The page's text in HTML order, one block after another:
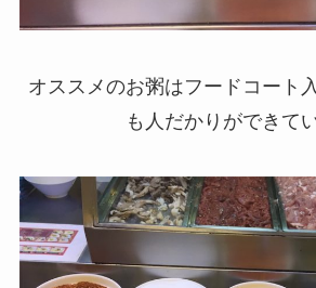
オススメのお粥はフードコート
も人だかりができて